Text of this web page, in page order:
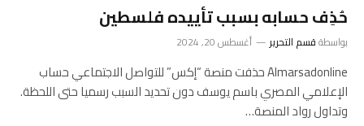
حُذِف حسابه بسبب تأييده فلسطين
بواسطةقسم التحرير أغسطس 20, 2024
Almarsadonline حذفت منصة “إكس” للتواصل الاجتماعي حساب
الإعلامي المصري باسم يوسف دون تحديد السبب رسميا حتى اللحظة.
وتداول رواد المنصة…